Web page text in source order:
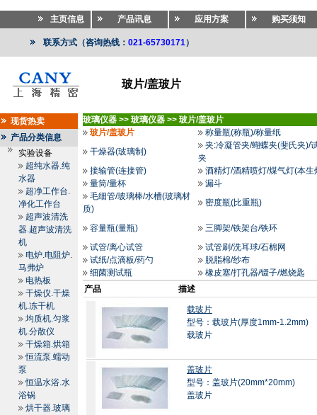
主页信息 产品讯息 应用方案 购买须知
联系方式（咨询热线： 021-65730171）
玻片/盖玻片
现货热卖
产品分类信息
实验设备
超纯水器.纯
水器
超净工作台.
净化工作台
超声波清洗
器.超声波清洗
机
电炉.电阻炉.
马弗炉
电热板
干燥仪.干燥
机.冻干机
均质机.匀浆
机.分散仪
干燥箱.烘箱
恒流泵.蠕动
泵
恒温水浴.水
浴锅
烘干器.玻璃
玻璃仪器 >> 玻璃仪器 >> 玻片/盖玻片
玻片/盖玻片
称量瓶(称瓶)/称量纸
干燥器(玻璃制)
夹:冷凝管夹/蝴蝶夹(斐氏夹)/
夹
接输管(连接管)
酒精灯/酒精喷灯/煤气灯(本生
量筒/量杯
漏斗
毛细管/玻璃棒/水槽(玻璃材
质)
密度瓶(比重瓶)
容量瓶(量瓶)
三脚架/铁架台/铁环
试管/离心试管
试管刷/洗耳球/石棉网
试纸/点滴板/药勺
脱脂棉/纱布
细菌测试瓶
橡皮塞/打孔器/镊子/燃烧匙
产品
描述
载玻片
型号：载玻片(厚度1mm-1.2mm)
载玻片
盖玻片
型号：盖玻片(20mm*20mm)
盖玻片